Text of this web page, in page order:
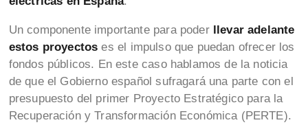
Un componente importante para poder
llevar adelante
estos proyectos es el impulso que puedan ofrecer los
fondos públicos. En este caso hablamos de la noticia
de que el Gobierno español sufragará una parte con el
presupuesto del primer Proyecto Estratégico para la
Recuperación y Transformación Económica (PERTE).